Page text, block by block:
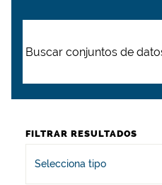
FILTRAR RESULTADOS
Selecciona tipo